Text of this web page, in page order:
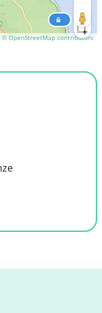
© OpenStreetMap contributors